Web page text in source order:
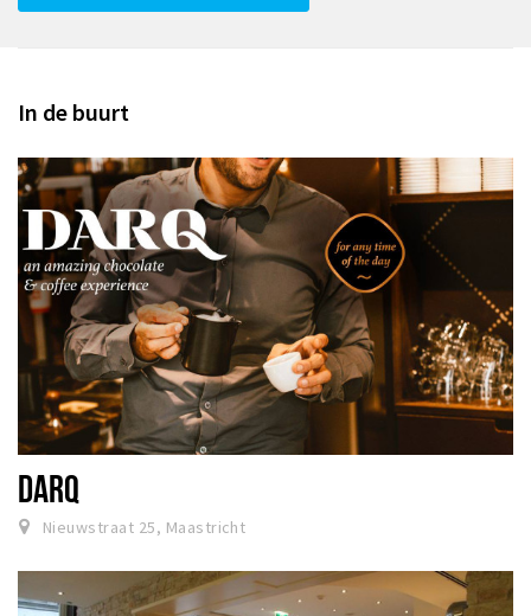
In de buurt
DARQ
Nieuwstraat 25, Maastricht